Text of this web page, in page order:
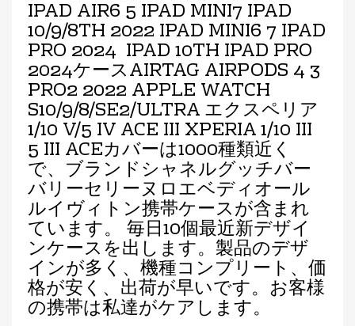
IPAD AIR6 5 IPAD MINI7 IPAD
10/9/8TH 2022 IPAD MINI6 7 IPAD
PRO 2024 IPAD 10TH IPAD PRO
2024ケースAIRTAG AIRPODS 4 3
PRO2 2022 APPLE WATCH
S10/9/8/SE2/ULTRA エクスペリア
1/10 V/5 IV ACE III XPERIA 1/10 III
5 III ACEカバーは1000種類近く
で、ブランドシャネルグッチバー
バリーセリーヌロエベディオール
ルイヴィトン携帯ケースが含まれ
ています。 毎日10個最近新デザイ
ンケースを出します。製品のデザ
インが多く、機種コンプリート、価
格が安く、出荷が早いです。お客様
の携帯は私達がケアします。